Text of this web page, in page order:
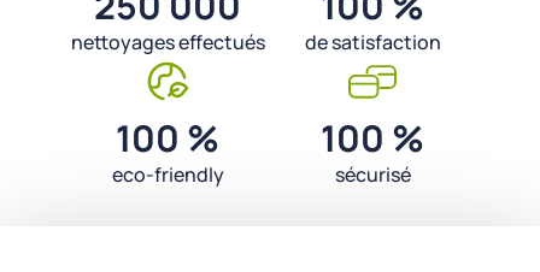
nettoyages effectués de satisfaction
100 %
eco-friendly
100 %
sécurisé